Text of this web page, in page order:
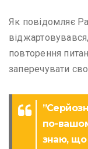
Як повідомляє
повторення
заперечувати
по-
знаю, що